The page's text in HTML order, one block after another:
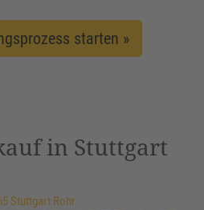
starten »
in Stuttgart
Stuttgart Rohr